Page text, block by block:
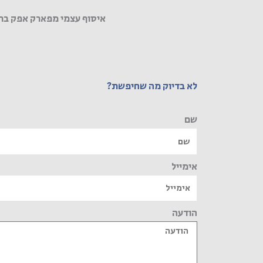
איסוף עצמי מפארק אפק
לא בדיוק מה שחיפשת?
שם
אימייל
הודעה